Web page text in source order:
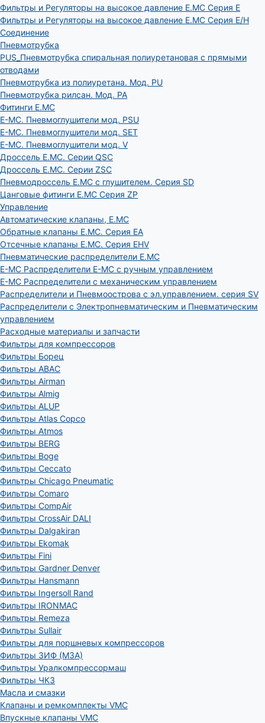
Фильтры и Регуляторы на высокое давление E.MC Серия E
Фильтры и Регуляторы на высокое давление E.MC Серия E/H
Соединение
Пневмотрубка
PUS_Пневмотрубка спиральная полиуретановая с прямыми
отводами
Пневмотрубка из полиуретана. Мод. РU
Пневмотрубка рилсан. Мод. PA
Фитинги E.MC
E-MC. Пневмоглушители мод. PSU
E-MC. Пневмоглушители мод. SET
E-MC. Пневмоглушители мод. V
Дроссель E.MC. Серии QSC
Дроссель E.MC. Серии ZSC
Пневмодроссель E.MC с глушителем. Серия SD
Цанговые фитинги E.MC Серия ZP
Управление
Автоматические клапаны, Е.МС
Обратные клапаны E.MC. Серия EA
Отсечные клапаны E.MC. Серия EHV
Пневматические распределители E.MC
E-MC Распределители E-MC с ручным управлением
E-MC Распределители с механическим управлением
Распределители и Пневмоострова с эл.управлением. серия SV
Распределители с Электропневматическим и Пневматическим
управлением
Расходные материалы и запчасти
Фильтры для компрессоров
Фильтры Борец
Фильтры ABAC
Фильтры Airman
Фильтры Almig
Фильтры ALUP
Фильтры Atlas Copco
Фильтры Atmos
Фильтры BERG
Фильтры Boge
Фильтры Ceccato
Фильтры Chicago Pneumatic
Фильтры Comaro
Фильтры CompAir
Фильтры CrossAir DALI
Фильтры Dalgakiran
Фильтры Ekomak
Фильтры Fini
Фильтры Gardner Denver
Фильтры Hansmann
Фильтры Ingersoll Rand
Фильтры IRONMAC
Фильтры Remeza
Фильтры Sullair
Фильтры для поршневых компрессоров
Фильтры ЗИФ (МЗА)
Фильтры Уралкомпрессормаш
Фильтры ЧКЗ
Масла и смазки
Клапаны и ремкомплекты VMC
Впускные клапаны VMC